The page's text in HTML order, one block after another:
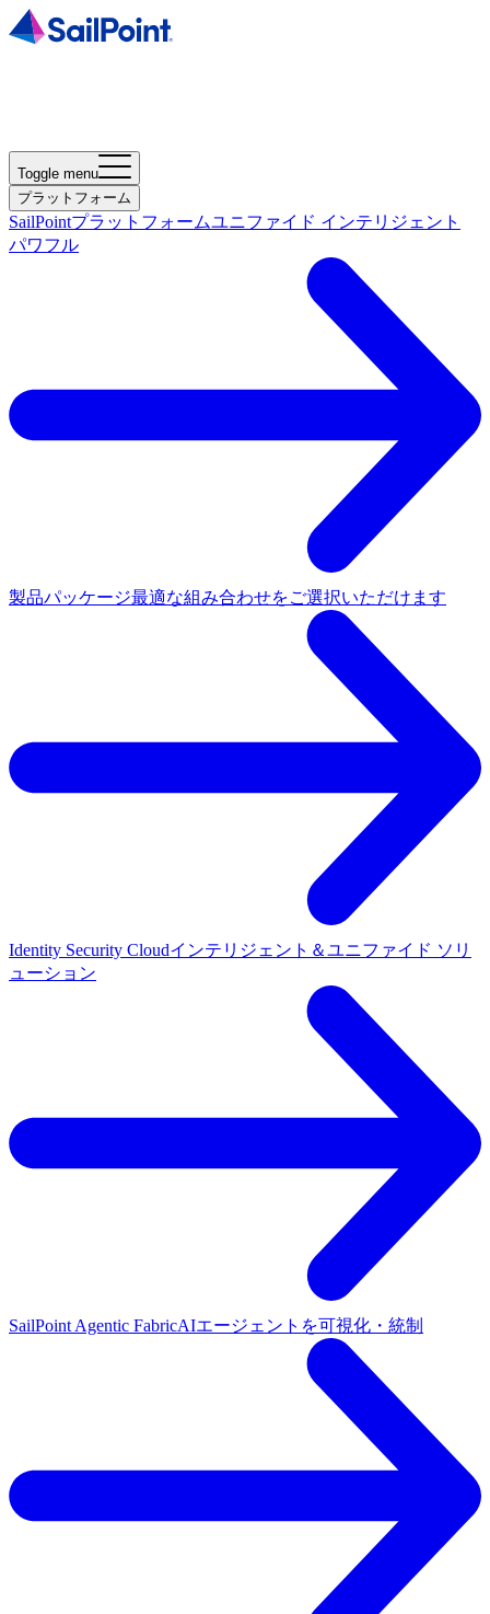
Toggle menu
プラットフォーム
SailPointプラットフォームユニファイド インテリジェント
パワフル
製品パッケージ最適な組み合わせをご選択いただけます
Identity Security Cloudインテリジェント＆ユニファイド ソリ
ューション
SailPoint Agentic FabricAIエージェントを可視化・統制